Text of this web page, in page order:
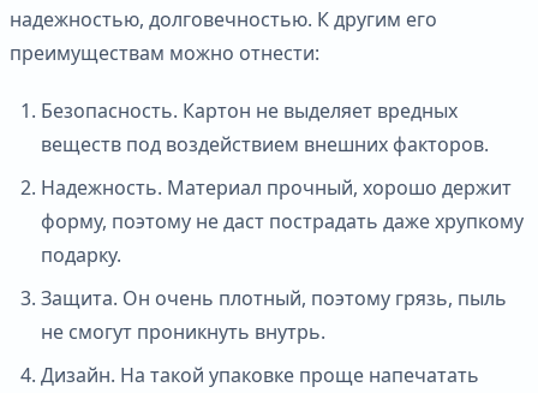
надежностью, долговечностью. К другим его
преимуществам можно отнести:
Безопасность. Картон не выделяет вредных
веществ под воздействием внешних факторов.
Надежность. Материал прочный, хорошо держит
форму, поэтому не даст пострадать даже хрупкому
подарку.
Защита. Он очень плотный, поэтому грязь, пыль
не смогут проникнуть внутрь.
Дизайн. На такой упаковке проще напечатать